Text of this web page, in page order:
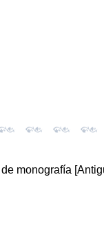
monografía